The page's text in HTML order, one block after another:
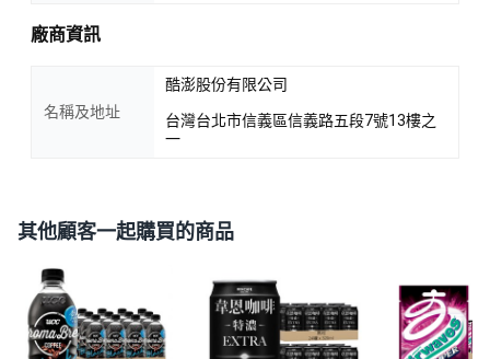
廠商資訊
名稱及地址
酷澎股份有限公司
台灣台北市信義區信義路五段7號13樓之
一
其他顧客一起購買的商品